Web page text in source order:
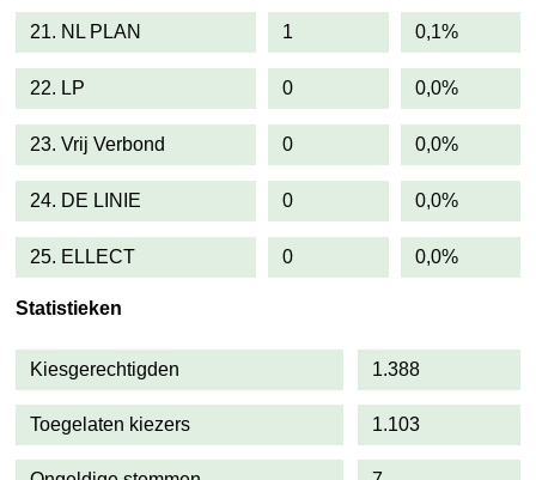
21. NL PLAN 1 0,1%
22. LP 0 0,0%
23. Vrij Verbond 0 0,0%
24. DE LINIE 0 0,0%
25. ELLECT 0 0,0%
Statistieken
Kiesgerechtigden 1.388
Toegelaten kiezers 1.103